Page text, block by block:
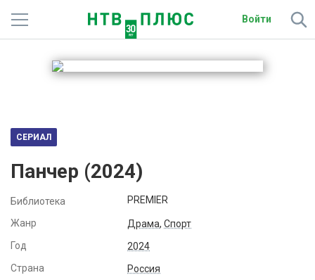
Войти
Телеканалы
Спутниковым абонентам
О сайте
СЕРИАЛ
Панчер (2024)
Библиотека PREMIER
Жанр Драма, Спорт
Год
2024
Страна
Россия